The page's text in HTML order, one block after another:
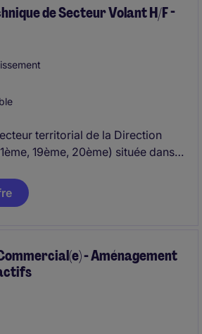
de Secteur Volant H/F -
territorial de la Direction
19ème, 20ème) située dans
la politique technique sur le terrain
apportée aux locataires.
- Aménagement